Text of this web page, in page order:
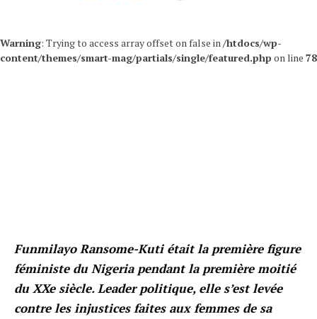
Warning: Trying to access array offset on false in/htdocs/wp-
content/themes/smart-mag/partials/single/featured.php on line 78
Funmilayo Ransome-Kuti était la première figure
féministe du Nigeria pendant la première moitié
du XXe siècle. Leader politique, elle s’est levée
contre les injustices faites aux femmes de sa